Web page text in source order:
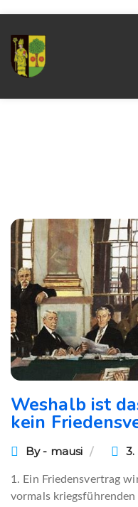
Home
Weshalb ist
kein
By - mausi
1. Ein Friedensvertrag
vormals